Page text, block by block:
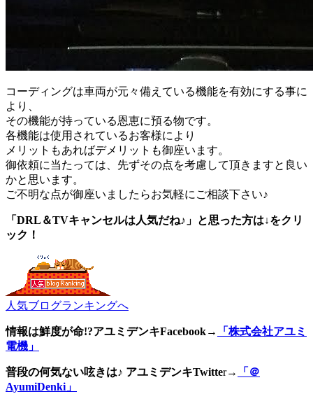
コーディングは車両が元々備えている機能を有効にする事に
より、
その機能が持っている恩恵に預る物です。
各機能は使用されているお客様により
メリットもあればデメリットも御座います。
御依頼に当たっては、先ずその点を考慮して頂きますと良い
かと思います。
ご不明な点が御座いましたらお気軽にご相談下さい♪
「DRL＆TVキャンセルは人気だね♪」と思った方は↓をクリ
ック！
人気ブログランキングへ
情報は鮮度が命!?アユミデンキFacebook→
「株式会社アユミ
電機」
普段の何気ない呟きは♪ アユミデンキTwitter→
「＠
AyumiDenki」